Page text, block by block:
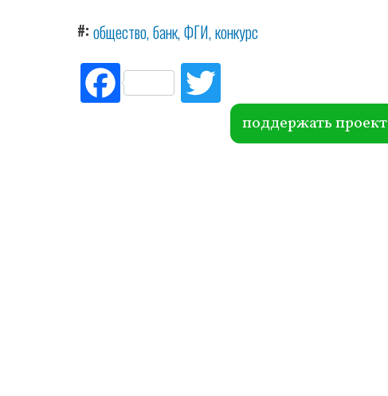
# общество банк ФГИ конкурс
Fac
ebo itte
r поддержать проект